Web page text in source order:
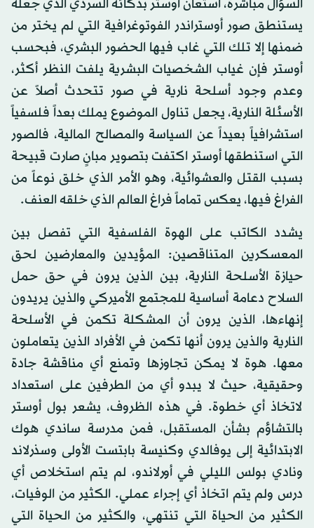
السؤال مباشرة، استعان أوستر بذكائه السردي الذي جعله
يستنطق صور أوستراندر الفوتوغرافية التي لم يختر من
ضمنها إلا تلك التي غاب فيها الحضور البشري، فبحسب
أوستر فإن غياب الشخصيات البشرية يلفت النظر أكثر،
وعدم وجود أسلحة نارية في صور تتحدث أصلاً عن
الأسئلة النارية، يجعل تناول الموضوع يملك بعداً فلسفياً
استشرافياً بعيداً عن السياسة والمصالح المالية، فالصور
التي استنطقها أوستر اكتفت بتصوير مبانٍ صارت قبيحة
بسبب القتل والعشوائية، وهو الأمر الذي خلق نوعاً من
الفراغ فيها، يعكس تماماً فراغ العالم الذي خلقه العنف.
يشدد الكاتب على الهوة الفلسفية التي تفصل بين
المعسكرين المتناقصين: المؤيدين والمعارضين لحق
حيازة الأسلحة النارية، بين الذين يرون في حق حمل
السلاح دعامة أساسية للمجتمع الأميركي والذين يريدون
إنهاءها، الذين يرون أن المشكلة تكمن في الأسلحة
النارية والذين يرون أنها تكمن في الأفراد الذين يتعاملون
معها. هوة لا يمكن تجاوزها وتمنع أي مناقشة جادة
وحقيقية، حيث لا يبدو أي من الطرفين على استعداد
لاتخاذ أي خطوة. في هذه الظروف، يشعر بول أوستر
بالتشاؤم بشأن المستقبل، فمن مدرسة ساندي هوك
الابتدائية إلى يوفالدي وكنيسة بابتست الأولى وسذرلاند
ونادي بولس الليلي في أورلاندو، لم يتم استخلاص أي
درس ولم يتم اتخاذ أي إجراء عملي. الكثير من الوفيات،
الكثير من الحياة التي تنتهي، والكثير من الحياة التي